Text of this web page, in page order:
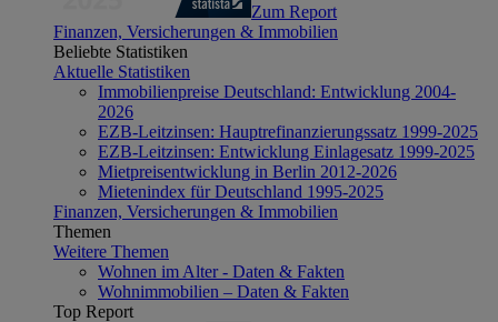
Zum Report
Finanzen, Versicherungen & Immobilien
Beliebte Statistiken
Aktuelle Statistiken
Immobilienpreise Deutschland: Entwicklung 2004-
2026
EZB-Leitzinsen: Hauptrefinanzierungssatz 1999-2025
EZB-Leitzinsen: Entwicklung Einlagesatz 1999-2025
Mietpreisentwicklung in Berlin 2012-2026
Mietenindex für Deutschland 1995-2025
Finanzen, Versicherungen & Immobilien
Themen
Weitere Themen
Wohnen im Alter - Daten & Fakten
Wohnimmobilien – Daten & Fakten
Top Report